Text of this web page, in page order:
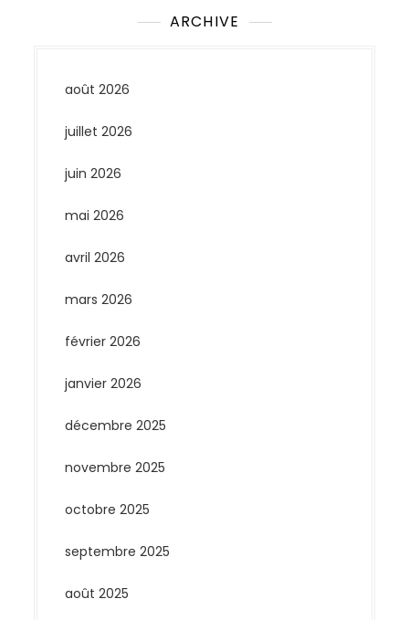
ARCHIVE
août 2026
juillet 2026
juin 2026
mai 2026
avril 2026
mars 2026
février 2026
janvier 2026
décembre 2025
novembre 2025
octobre 2025
septembre 2025
août 2025